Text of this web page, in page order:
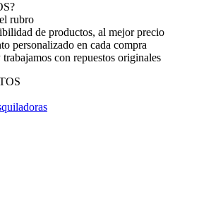
rubro
de productos, al mejor precio
personalizado en cada compra
con repuestos originales